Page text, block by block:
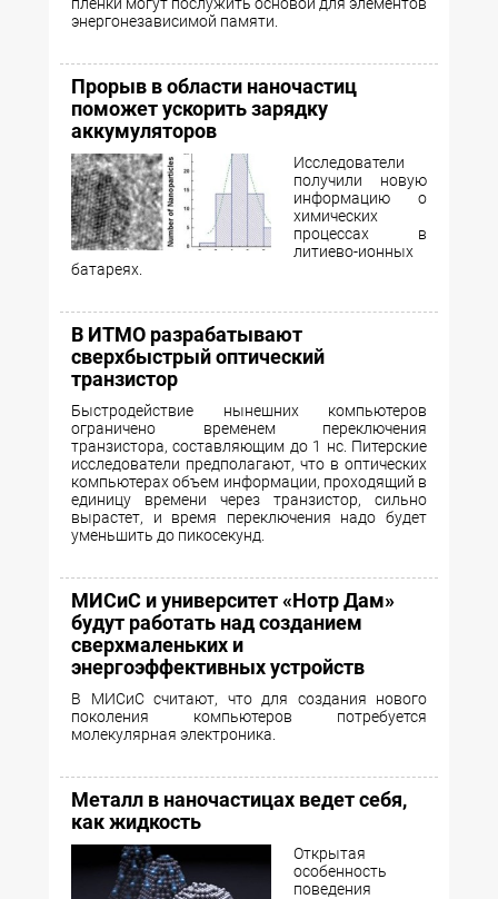
пленки могут послужить основой для элементов
энергонезависимой памяти.
Прорыв в области наночастиц
поможет ускорить зарядку
аккумуляторов
Исследователи
получили новую
информацию о
химических
процессах в
литиево-ионных
батареях.
В ИТМО разрабатывают
сверхбыстрый оптический
транзистор
Быстродействие нынешних компьютеров
ограничено временем переключения
транзистора, составляющим до 1 нс. Питерские
исследователи предполагают, что в оптических
компьютерах объем информации, проходящий в
единицу времени через транзистор, сильно
вырастет, и время переключения надо будет
уменьшить до пикосекунд.
МИСиC и университет «Нотр Дам»
будут работать над созданием
сверхмаленьких и
энергоэффективных устройств
В МИСиС считают, что для создания нового
поколения компьютеров потребуется
молекулярная электроника.
Металл в наночастицах ведет себя,
как жидкость
Открытая
особенность
поведения